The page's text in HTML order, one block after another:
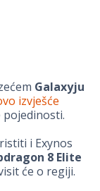
Galaxyju
izvješće
i Exynos
8 Elite
će o regiji.